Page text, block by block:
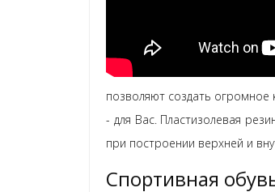
позволяют создать огромное
- для Вас. Пластизолевая
при построении верхней и
Спортивная